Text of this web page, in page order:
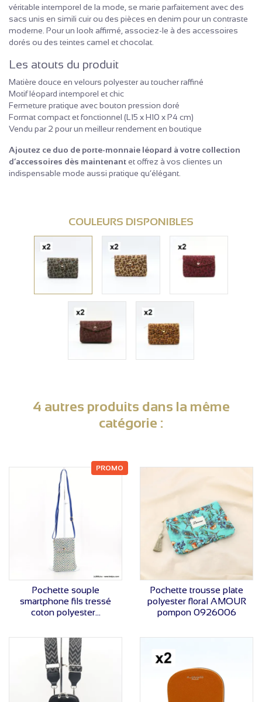
véritable intemporel de la mode, se marie parfaitement avec des
sacs unis en simili cuir ou des pièces en denim pour un contraste
moderne. Pour un look affirmé, associez-le à des accessoires
dorés ou des teintes camel et chocolat.
Les atouts du produit
Matière douce en velours polyester au toucher raffiné
Motif léopard intemporel et chic
Fermeture pratique avec bouton pression doré
Format compact et fonctionnel (L15 x H10 x P4 cm)
Vendu par 2 pour un meilleur rendement en boutique
Ajoutez ce duo de porte-monnaie léopard à votre collection
d’accessoires dès maintenantet offrez à vos clientes un
indispensable mode aussi pratique qu’élégant.
COULEURS DISPONIBLES
4 autres produits dans la même
catégorie :
VOIR LE PRIX
Pochette souple
smartphone fils tressé
coton polyester...
PROMO
VOIR LE PRIX
Pochette trousse plate
polyester floral AMOUR
pompon 0926006